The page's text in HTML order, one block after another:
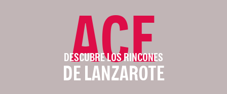
ACE
DESCUBRE LOS RINCONES
DE LANZAROTE